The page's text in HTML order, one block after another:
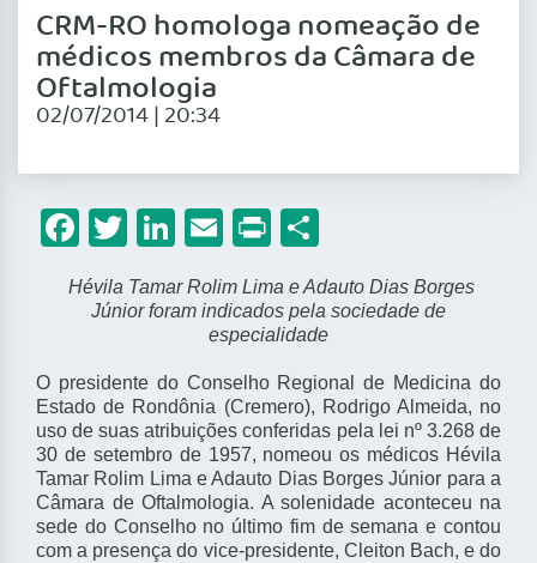
CRM-RO homologa nomeação de
médicos membros da Câmara de
Oftalmologia
02/07/2014 | 20:34
Facebook
Twitter
LinkedIn
Email
Print
Hévila Tamar Rolim Lima e Adauto Dias Borges
Júnior foram indicados pela sociedade de
especialidade
O presidente do Conselho Regional de Medicina do
Estado de Rondônia (Cremero), Rodrigo Almeida, no
uso de suas atribuições conferidas pela lei nº 3.268 de
30 de setembro de 1957, nomeou os médicos Hévila
Tamar Rolim Lima e Adauto Dias Borges Júnior para a
Câmara de Oftalmologia. A solenidade aconteceu na
sede do Conselho no último fim de semana e contou
com a presença do vice-presidente, Cleiton Bach, e do